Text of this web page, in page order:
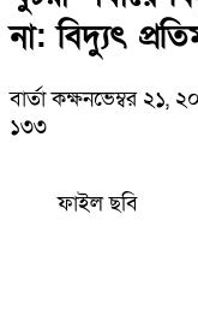
না: বিদ্যুৎ
বার্তা কক্ষনভেম্বর ২১,
১৩৩
ফাইল ছবি